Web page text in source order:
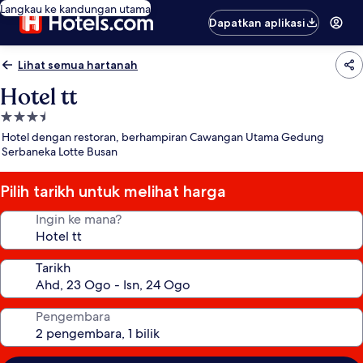
Langkau ke kandungan utama
Dapatkan aplikasi
Lihat semua hartanah
Hotel tt
Hartanah
3.5
bintang
Hotel dengan restoran, berhampiran Cawangan Utama Gedung
Serbaneka Lotte Busan
Pilih tarikh untuk melihat harga
Ingin ke mana?
Tarikh
Pengembara